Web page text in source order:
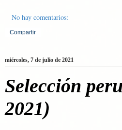
No hay comentarios:
Compartir
miércoles, 7 de julio de 2021
Selección
2021)